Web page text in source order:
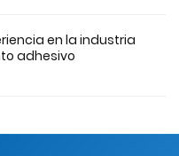
en la industria
adhesivo